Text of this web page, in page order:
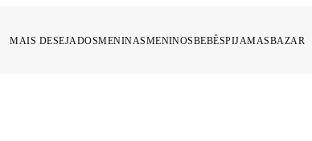
MAIS DESEJADOSMENINASMENINOSBEBÊSPIJAMASBAZAR